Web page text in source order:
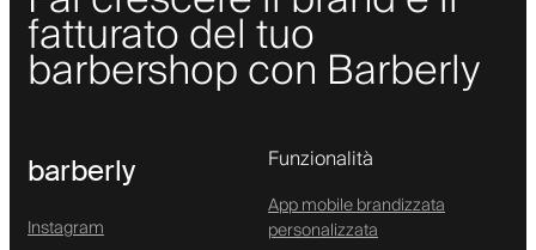
fatturato del tuo
barbershop con Barberly
barberly
Instagram
Funzionalità
App mobile brandizzata
personalizzata